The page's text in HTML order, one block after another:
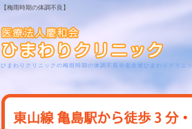
【梅雨時期の体調不良】
ひまわりクリニックの梅雨時期の体調不良＠名古屋ひまわりクリニ